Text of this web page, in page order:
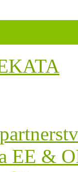
EE &